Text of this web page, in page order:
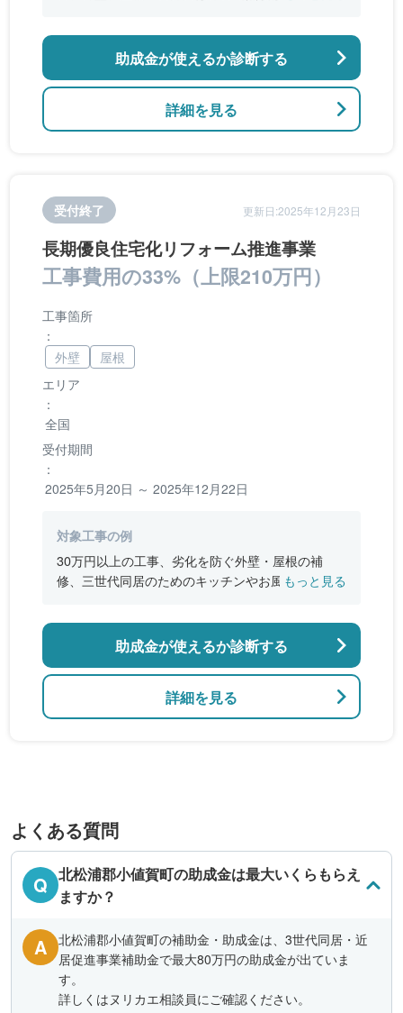
のバリアフリー改修
詳細を見る
助成金が使えるか診断する
受付終了 更新日:2025年12月23日
長期優良住宅化リフォーム推進事業
工事費用の33%（上限210万円）
エリア
：
全国
受付期間
：
2025年5月20日 ～ 2025年12月22日
工事箇所
：
外壁
屋根
対象工事の例
30万円以上の工事、劣化を防ぐ外壁・屋根の補
修、三世代同居のためのキッチンやお風呂の増
もっと見る
詳細を見る
助成金が使えるか診断する
よくある質問
Q 北松浦郡小値賀町の助成金は最大いくらもらえ
ますか？
A
北松浦郡小値賀町の補助金・助成金は、3世代同居・近
居促進事業補助金で最大80万円の助成金が出ていま
す。
詳しくはヌリカエ相談員にご確認ください。